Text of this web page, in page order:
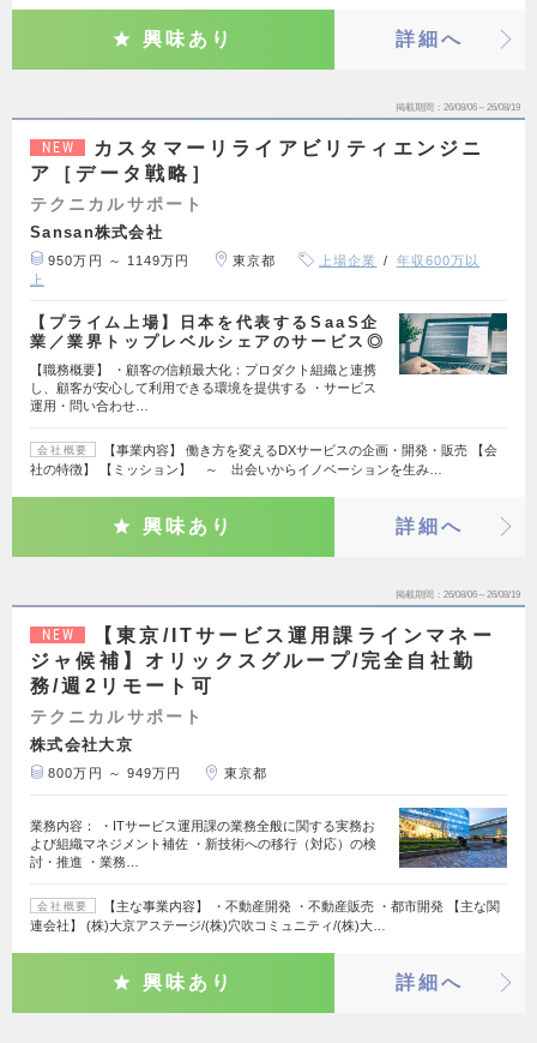
興味あり 詳細へ
掲載期間 26/08/06～26/08/19
NEW
カスタマーリライアビリティエンジニ
ア［データ戦略］
テクニカルサポート
Sansan株式会社
950万円 ～ 1149万円 東京都 上場企業
年収600万以
上
【プライム上場】日本を代表するSaaS企
業／業界トップレベルシェアのサービス◎
【職務概要】 ・顧客の信頼最大化：プロダクト組織と連携
し、顧客が安心して利用できる環境を提供する ・サービス
運用・問い合わせ…
会社概要
【事業内容】 働き方を変えるDXサービスの企画・開発・販売 【会
社の特徴】 【ミッション】 ～ 出会いからイノベーションを生み…
興味あり 詳細へ
掲載期間 26/08/06～26/08/19
NEW
【東京/ITサービス運用課ラインマネー
ジャ候補】オリックスグループ/完全自社勤
務/週2リモート可
テクニカルサポート
株式会社大京
800万円 ～ 949万円 東京都
業務内容： ・ITサービス運用課の業務全般に関する実務お
よび組織マネジメント補佐 ・新技術への移行（対応）の検
討・推進 ・業務…
会社概要
【主な事業内容】 ・不動産開発 ・不動産販売 ・都市開発 【主な関
連会社】 (株)大京アステージ/(株)穴吹コミュニティ/(株)大…
興味あり 詳細へ